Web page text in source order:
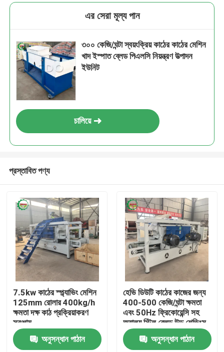
বাড়ি
এর সেরা মূল্য পান
৩০০ কেজি/ঘন্টা স্বয়ংক্রিয় কাঠের কাঠের মেশিন
খাদ ইস্পাত ব্লেড পিএলসি নিয়ন্ত্রণ উত্পাদন
ইউনিট
চালিয়ে
প্রস্তাবিত পণ্য
7.5kw কাঠের স্প্ল্যাভিং মেশিন
125mm রোলার 400kg/h
ক্ষমতা দক্ষ কাঠ প্রক্রিয়াকরণ
সরঞ্জাম
অনুসন্ধান পাঠান
হেভি ডিউটি ​​কাঠের কাজের জন্য
400-500 কেজি/ঘন্টা ক্ষমতা
এবং 50Hz ফ্রিকোয়েন্সি সহ
অ্যালয় স্টিল ব্লেড উড শেভিংস
মেশিন
অনুসন্ধান পাঠান